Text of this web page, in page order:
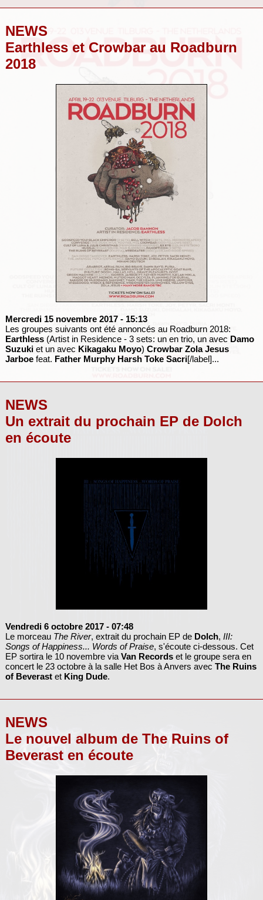
NEWS
Earthless et Crowbar au Roadburn
2018
Mercredi 15 novembre 2017 - 15:13
Les groupes suivants ont été annoncés au Roadburn 2018:
Earthless(Artist in Residence - 3 sets: un en trio, un avec Damo
Suzukiet un avec Kikagaku Moyo) Crowbar Zola Jesus
Jarboefeat. Father Murphy Harsh Toke Sacri[/label]...
NEWS
Un extrait du prochain EP de Dolch
en écoute
Vendredi 6 octobre 2017 - 07:48
Le morceau The River, extrait du prochain EP de Dolch, III:
Songs of Happiness... Words of Praise, s'écoute ci-dessous. Cet
EP sortira le 10 novembre via Van Recordset le groupe sera en
concert le 23 octobre à la salle Het Bos à Anvers avec The Ruins
of Beverastet King Dude.
NEWS
Le nouvel album de The Ruins of
Beverast en écoute